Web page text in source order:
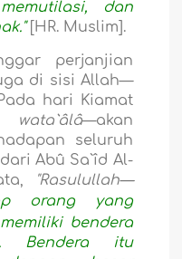
dan
[HR. Muslim].
perjanjian
di sisi Allah—
hari Kiamat
—akan
seluruh
Abû Sa`îd Al-
"Rasulullah—
orang yang
bendera
Bendera itu